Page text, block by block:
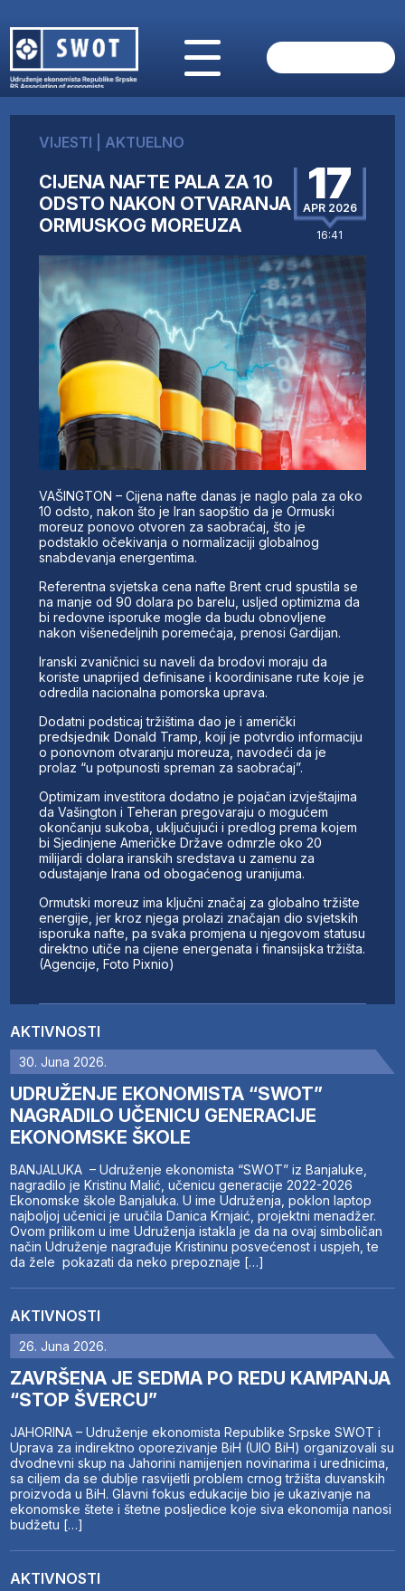
O NAMA
AKTUELNO
ANALIZE
KOMPANIJE
IZ STRANIH MEDIJA
AKTIVNOSTI
SWOT INTERVJU
UČLANI SE
KONTAKT
AKTIVNOSTI
30. Juna 2026.
UDRUŽENJE EKONOMISTA “SWOT”
NAGRADILO UČENICU GENERACIJE
EKONOMSKE ŠKOLE
BANJALUKA – Udruženje ekonomista “SWOT” iz Banjaluke,
nagradilo je Kristinu Malić, učenicu generacije 2022-2026
Ekonomske škole Banjaluka. U ime Udruženja, poklon laptop
najboljoj učenici je uručila Danica Krnjaić, projektni menadžer.
Ovom prilikom u ime Udruženja istakla je da na ovaj simboličan
način Udruženje nagrađuje Kristininu posvećenost i uspjeh, te
da žele pokazati da neko prepoznaje […]
AKTIVNOSTI
26. Juna 2026.
ZAVRŠENA JE SEDMA PO REDU KAMPANJA
“STOP ŠVERCU”
JAHORINA – Udruženje ekonomista Republike Srpske SWOT i
Uprava za indirektno oporezivanje BiH (UIO BiH) organizovali su
dvodnevni skup na Jahorini namijenjen novinarima i urednicima,
sa ciljem da se dublje rasvijetli problem crnog tržišta duvanskih
proizvoda u BiH. Glavni fokus edukacije bio je ukazivanje na
ekonomske štete i štetne posljedice koje siva ekonomija nanosi
budžetu […]
AKTIVNOSTI
VIJESTI AKTUELNO
CIJENA NAFTE PALA ZA 10
ODSTO NAKON OTVARANJA
ORMUSKOG MOREUZA
17
APR 2026
16:41
VAŠINGTON – Cijena nafte danas je naglo pala za oko
10 odsto, nakon što je Iran saopštio da je Ormuski
moreuz ponovo otvoren za saobraćaj, što je
podstaklo očekivanja o normalizaciji globalnog
snabdevanja energentima.
Referentna svjetska cena nafte Brent crud spustila se
na manje od 90 dolara po barelu, usljed optimizma da
bi redovne isporuke mogle da budu obnovljene
nakon višenedeljnih poremećaja, prenosi Gardijan.
Iranski zvaničnici su naveli da brodovi moraju da
koriste unaprijed definisane i koordinisane rute koje je
odredila nacionalna pomorska uprava.
Dodatni podsticaj tržištima dao je i američki
predsjednik Donald Tramp, koji je potvrdio informaciju
o ponovnom otvaranju moreuza, navodeći da je
prolaz “u potpunosti spreman za saobraćaj”.
Optimizam investitora dodatno je pojačan izvještajima
da Vašington i Teheran pregovaraju o mogućem
okončanju sukoba, uključujući i predlog prema kojem
bi Sjedinjene Američke Države odmrzle oko 20
milijardi dolara iranskih sredstava u zamenu za
odustajanje Irana od obogaćenog uranijuma.
Ormutski moreuz ima ključni značaj za globalno tržište
energije, jer kroz njega prolazi značajan dio svjetskih
isporuka nafte, pa svaka promjena u njegovom statusu
direktno utiče na cijene energenata i finansijska tržišta.
(Agencije, Foto Pixnio)